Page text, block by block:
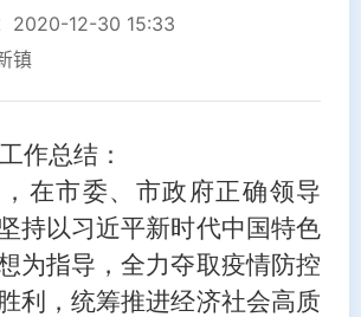
2020-12-30 15:33
镇
作总结：
在市委、市政府正确领导
坚持以习近平新时代中国特色
为指导 ，全力夺取疫情防控
利，统筹推进经济社会高质